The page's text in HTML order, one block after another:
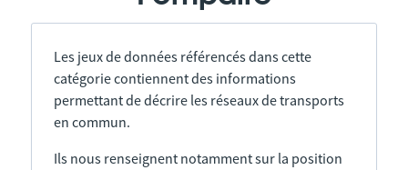
Les jeux de données référencés dans cette
catégorie contiennent des informations
permettant de décrire les réseaux de transports
en commun.
Ils nous renseignent notamment sur la position